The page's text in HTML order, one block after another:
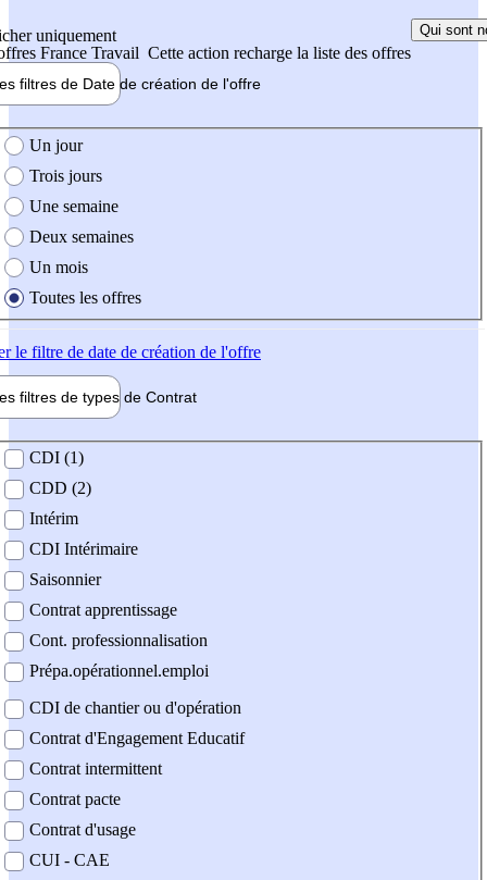
uniquement
France Travail Cette action recharge la liste des offres
Qui sont
filtres de Date de création de l'offre
création de l'offre
Un jour
Trois jours
Une semaine
Deux semaines
Un mois
Toutes les offres
le filtre de date de création de l'offre
filtres de types de Contrat
contrat
CDI (1)
CDD (2)
Intérim
CDI Intérimaire
Saisonnier
Contrat apprentissage
Cont. professionnalisation
Prépa.opérationnel.emploi
CDI de chantier ou d'opération
Contrat d'Engagement Educatif
Contrat intermittent
Contrat pacte
Contrat d'usage
CUI - CAE